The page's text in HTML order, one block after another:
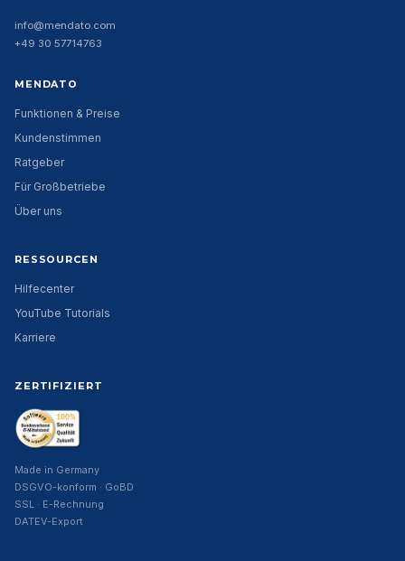
info@mendato.com
+49 30 57714763
MENDATO
Funktionen & Preise
Kundenstimmen
Ratgeber
Für Großbetriebe
Über uns
RESSOURCEN
Hilfecenter
YouTube Tutorials
Karriere
ZERTIFIZIERT
Made in Germany
DSGVO-konform · GoBD
SSL · E-Rechnung
DATEV-Export